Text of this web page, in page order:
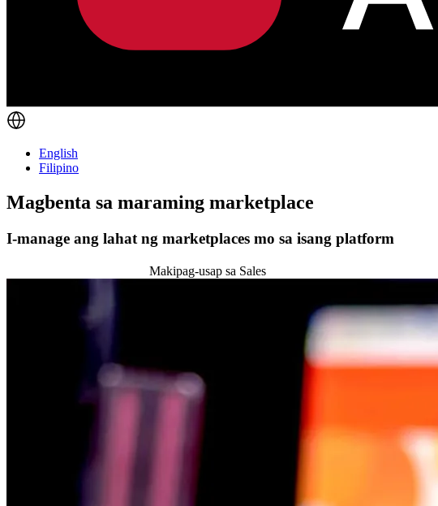
English
Filipino
Magbenta sa maraming marketplace
I-manage ang lahat ng marketplaces mo sa isang platform
Makipag-usap sa Sales